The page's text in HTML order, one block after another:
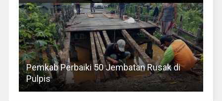
Pemkab Perbaiki 50 Jembatan Rusak di
Pulpis